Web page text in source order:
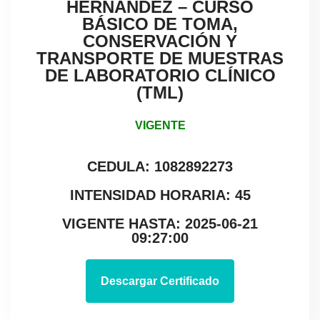
HERNÁNDEZ – CURSO
BÁSICO DE TOMA,
CONSERVACIÓN Y
TRANSPORTE DE MUESTRAS
DE LABORATORIO CLÍNICO
(TML)
VIGENTE
CEDULA: 1082892273
INTENSIDAD HORARIA: 45
VIGENTE HASTA: 2025-06-21
09:27:00
Descargar Certificado